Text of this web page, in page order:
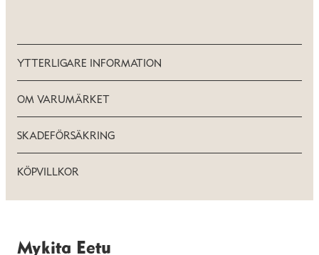
YTTERLIGARE INFORMATION
OM VARUMÄRKET
SKADEFÖRSÄKRING
KÖPVILLKOR
Mykita Eetu
och erbjudanden.